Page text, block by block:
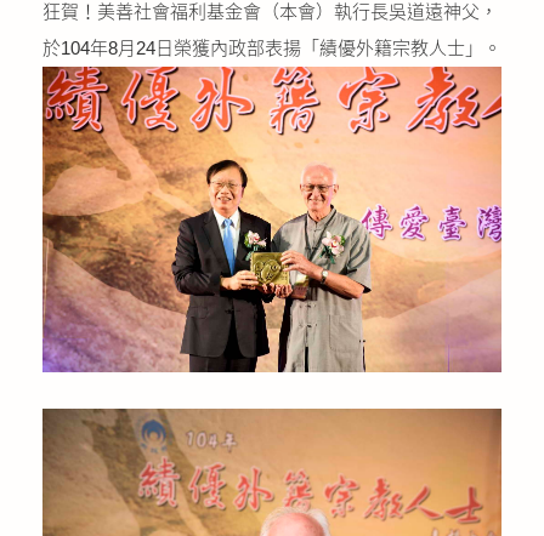
捐款徵信
公益義賣
聯絡我們
友善連結
網站地圖
狂賀！美善社會福利基金會（本會）執行長吳道遠神父，
於104年8月24日榮獲內政部表揚「績優外籍宗教人士」。